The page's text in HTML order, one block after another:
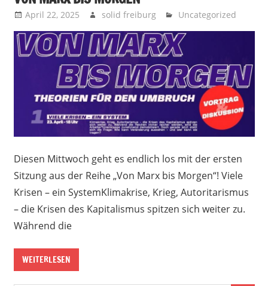
April 22, 2025 solid freiburg Uncategorized
Diesen Mittwoch geht es endlich los mit der ersten
Sitzung aus der Reihe „Von Marx bis Morgen“! Viele
Krisen – ein SystemKlimakrise, Krieg, Autoritarismus
– die Krisen des Kapitalismus spitzen sich weiter zu.
Während die
WEITERLESEN